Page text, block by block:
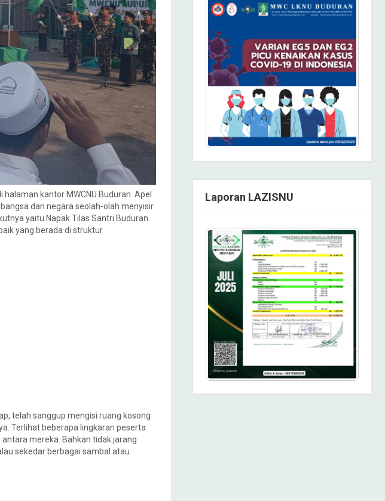
kantor MWCNU Buduran. Apel
dan negara seolah-olah menyisir
yaitu Napak Tilas Santri Buduran.
yang berada di struktur
telah sanggup mengisi ruang kosong
Terlihat beberapa lingkaran peserta
mereka. Bahkan tidak jarang
sekedar berbagai sambal atau
Laporan LAZISNU